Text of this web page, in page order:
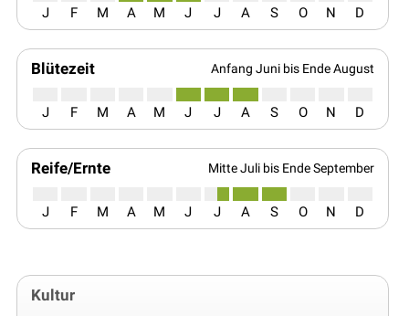
J F M A M J J A S O N D
Blütezeit Anfang Juni bis Ende August
J F M A M J J A S O N D
Reife/Ernte Mitte Juli bis Ende September
J F M A M J J A S O N D
Kultur